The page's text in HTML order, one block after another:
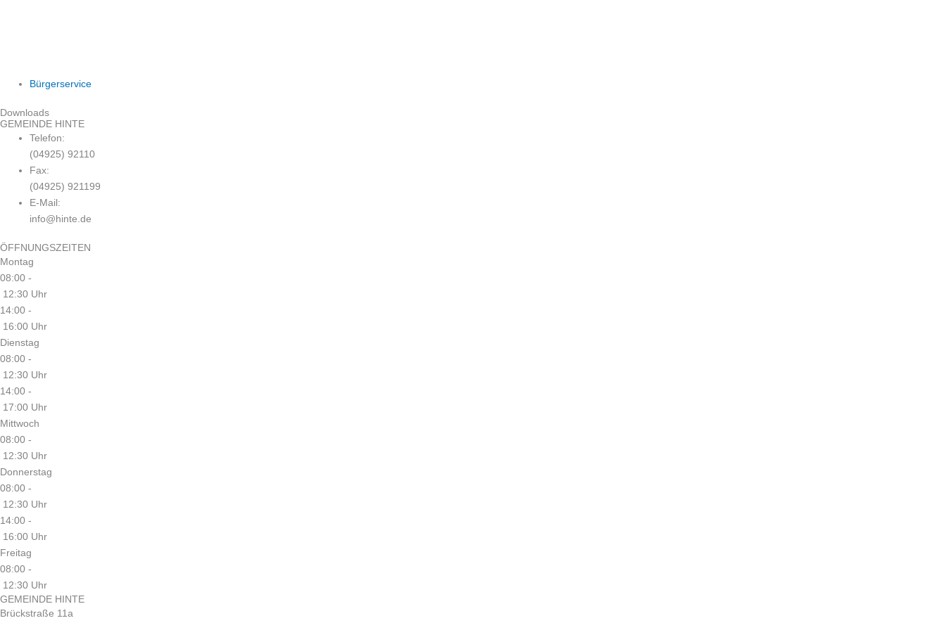
Bürgerservice
Downloads
GEMEINDE HINTE
Telefon:
(04925) 92110
Fax:
(04925) 921199
E-Mail:
info@hinte.de
ÖFFNUNGSZEITEN
Montag
08:00 -
12:30 Uhr
14:00 -
16:00 Uhr
Dienstag
08:00 -
12:30 Uhr
14:00 -
17:00 Uhr
Mittwoch
08:00 -
12:30 Uhr
Donnerstag
08:00 -
12:30 Uhr
14:00 -
16:00 Uhr
Freitag
08:00 -
12:30 Uhr
GEMEINDE HINTE
Brückstraße 11a